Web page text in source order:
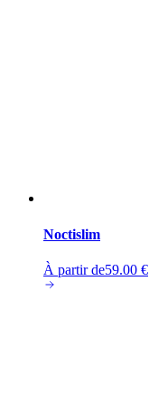
Noctislim
À partir de59.00 €